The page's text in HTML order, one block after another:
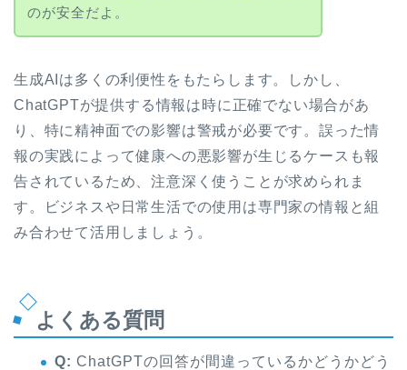
のが安全だよ。
生成AIは多くの利便性をもたらします。しかし、
ChatGPTが提供する情報は時に正確でない場合があ
り、特に精神面での影響は警戒が必要です。誤った情
報の実践によって健康への悪影響が生じるケースも報
告されているため、注意深く使うことが求められま
す。ビジネスや日常生活での使用は専門家の情報と組
み合わせて活用しましょう。
よくある質問
Q: ChatGPTの回答が間違っているかどうかどう